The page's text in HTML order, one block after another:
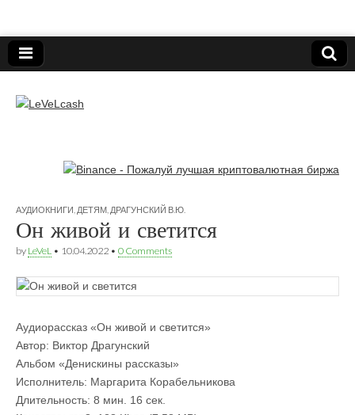
LeVeLcash
АУДИОКНИГИ ДЕТЯМ ДРАГУНСКИЙ В.Ю.
Он живой и светится
by LeVeL • 10.04.2022 • 0 Comments
Аудиорассказ «Он живой и светится»
Автор: Виктор Драгунский
Альбом «Денискины рассказы»
Исполнитель: Маргарита Корабельникова
Длительность: 8 мин. 16 сек.